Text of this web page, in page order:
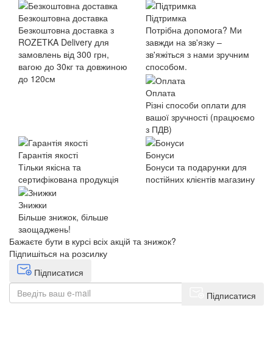
Безкоштовна доставка
Безкоштовна доставка з
ROZETKA Delivery для
замовлень від 300 грн,
вагою до 30кг та довжиною
до 120см
Підтримка
Потрібна допомога? Ми
завжди на зв'язку –
зв'яжіться з нами зручним
способом.
Оплата
Різні способи оплати для
вашої зручності (працюємо
з ПДВ)
Гарантія якості
Тільки якісна та
сертифікована продукція
Бонуси
Бонуси та подарунки для
постійних клієнтів магазину
Знижки
Більше знижок, більше
заощаджень!
Бажаєте бути в курсі всіх акцій та знижок?
Підпишіться на розсилку
Підписатися
Підписатися